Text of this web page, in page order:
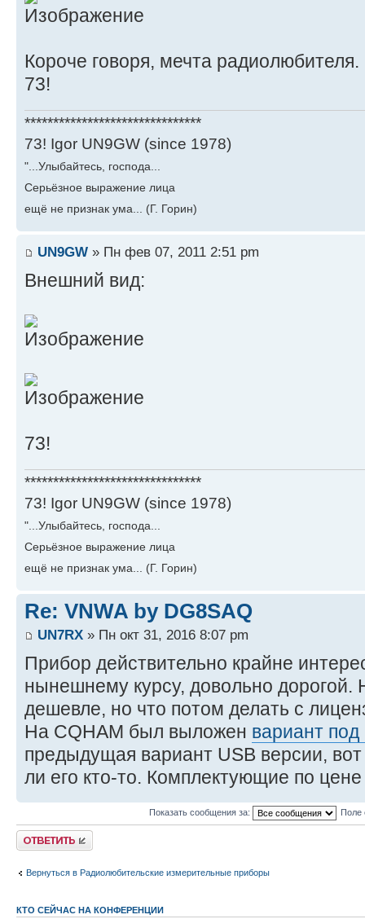
Короче говоря, мечта радиолюбителя.
73!
*******************************
73! Igor UN9GW (since 1978)
"...Улыбайтесь, господа...
Серьёзное выражение лица
ещё не признак ума... (Г. Горин)
UN9GW » Пн фев 07, 2011 2:51 pm
Внешний вид:
73!
*******************************
73! Igor UN9GW (since 1978)
"...Улыбайтесь, господа...
Серьёзное выражение лица
ещё не признак ума... (Г. Горин)
Re: VNWA by DG8SAQ
UN7RX » Пн окт 31, 2016 8:07 pm
Прибор действительно крайне
нынешнему курсу, довольно дорогой.
дешевле, но что потом делать с
На CQHAM был выложен вариант под
предыдущая вариант USB версии,
ли его кто-то. Комплектующие по
Показать сообщения за: Поле
Ответить
Вернуться в Радиолюбительские измерительные приборы
КТО СЕЙЧАС НА КОНФЕРЕНЦИИ